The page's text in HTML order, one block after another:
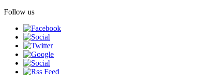
Follow us